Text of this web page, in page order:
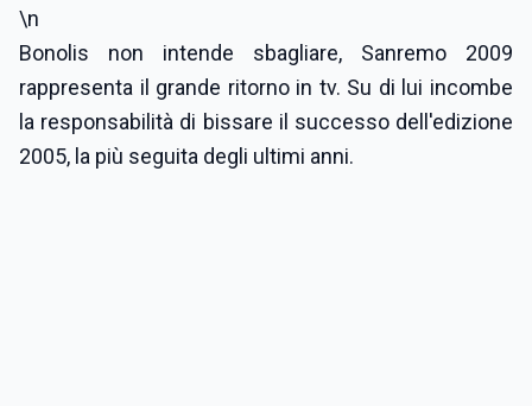
\n
Bonolis non intende sbagliare, Sanremo 2009
rappresenta il grande ritorno in tv. Su di lui incombe
la responsabilità di bissare il successo dell'edizione
2005, la più seguita degli ultimi anni.